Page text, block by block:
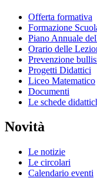
Offerta formativa
Formazione
Piano Annuale
Orario delle
Prevenzione
Progetti Didattici
Liceo Matematico
Documenti
Le schede
Novità
Le notizie
Le circolari
Calendario eventi